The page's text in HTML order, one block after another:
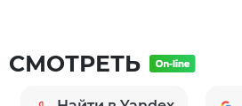
СМОТРЕТЬ